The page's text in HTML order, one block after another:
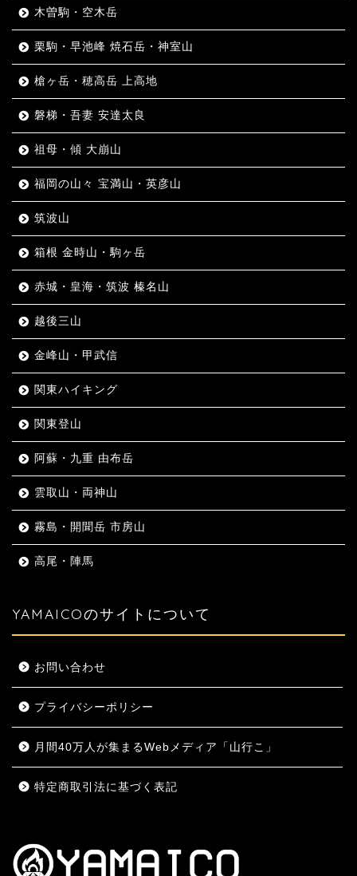
木曽駒・空木岳
栗駒・早池峰 焼石岳・神室山
槍ヶ岳・穂高岳 上高地
磐梯・吾妻 安達太良
祖母・傾 大崩山
福岡の山々 宝満山・英彦山
筑波山
箱根 金時山・駒ヶ岳
赤城・皇海・筑波 榛名山
越後三山
金峰山・甲武信
関東ハイキング
関東登山
阿蘇・九重 由布岳
雲取山・両神山
霧島・開聞岳 市房山
高尾・陣馬
YAMAICOのサイトについて
お問い合わせ
プライバシーポリシー
月間40万人が集まるWebメディア「山行こ」
特定商取引法に基づく表記